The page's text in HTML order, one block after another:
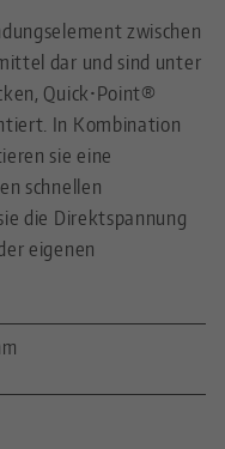
zwischen
dar und sind unter
Quick•Point®
In Kombination
sie eine
schnellen
die Direktspannung
eigenen